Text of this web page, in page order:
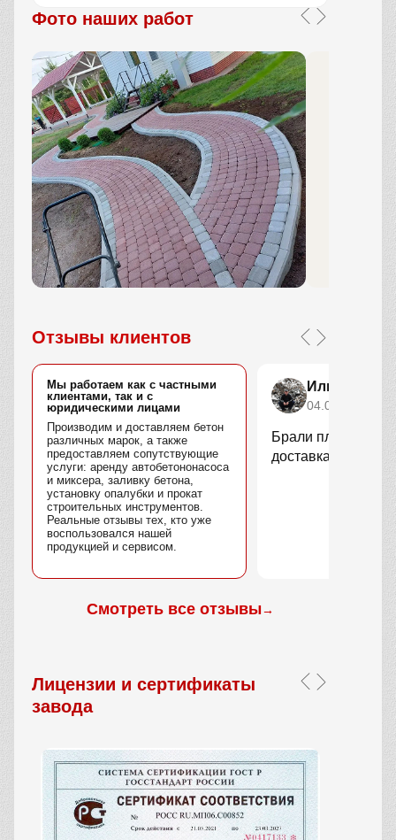
Фото наших работ
Отзывы клиентов
Мы работаем как с частными
клиентами, так и с
юридическими лицами
Производим и доставляем бетон
различных марок, а также
предоставляем сопутствующие
услуги: аренду автобетононасоса
и миксера, заливку бетона,
установку опалубки и прокат
строительных инструментов.
Реальные отзывы тех, кто уже
воспользовался нашей
продукцией и сервисом.
Илья
04.04.2026
Брали плитку для
доставка быстрая.
Смотреть все отзывы→
Лицензии и сертификаты
завода